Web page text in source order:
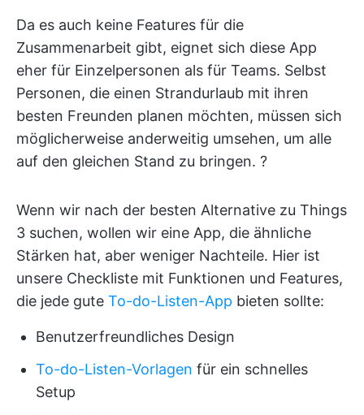
Da es auch keine Features für die
Zusammenarbeit gibt, eignet sich diese App
eher für Einzelpersonen als für Teams. Selbst
Personen, die einen Strandurlaub mit ihren
besten Freunden planen möchten, müssen sich
möglicherweise anderweitig umsehen, um alle
auf den gleichen Stand zu bringen. ?️
Wenn wir nach der besten Alternative zu Things
3 suchen, wollen wir eine App, die ähnliche
Stärken hat, aber weniger Nachteile. Hier ist
unsere Checkliste mit Funktionen und Features,
die jede gute To-do-Listen-App bieten sollte:
Benutzerfreundliches Design
To-do-Listen-Vorlagen für ein schnelles
Setup